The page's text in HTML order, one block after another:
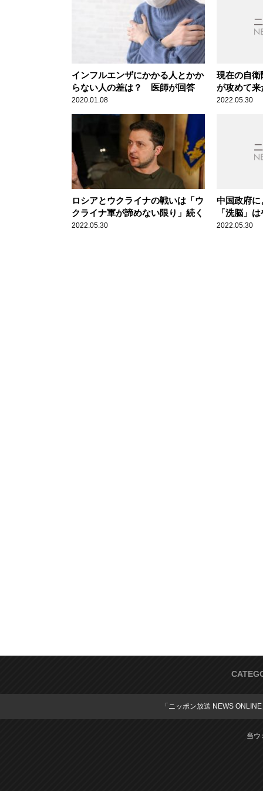
インフルエンザにかかる人とかか
らない人の差は？ 医師が回答
2020.01.08
現在の自
が攻めて来
持たない
2022.05.30
ロシアとウクライナの戦いは「ウ
クライナ軍が諦めない限り」続く
2022.05.30
中国政府
「洗脳」
2022.05.30
「ニッポン放送 NEWS
当ウ